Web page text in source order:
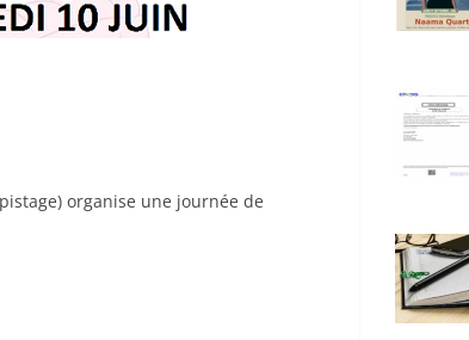
organise une journée de